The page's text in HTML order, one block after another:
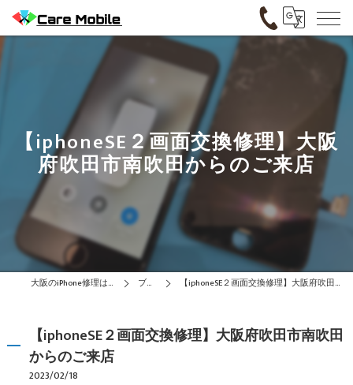
【iphoneSE２画面交換修理】大阪
府吹田市南吹田からのご来店
大阪のiPhone修理はCare Mobile ブログ 【iphoneSE２画面交換修理】大阪府吹田市南吹田からのご来店
【iphoneSE２画面交換修理】大阪府吹田市南吹田
からのご来店
2023/02/18